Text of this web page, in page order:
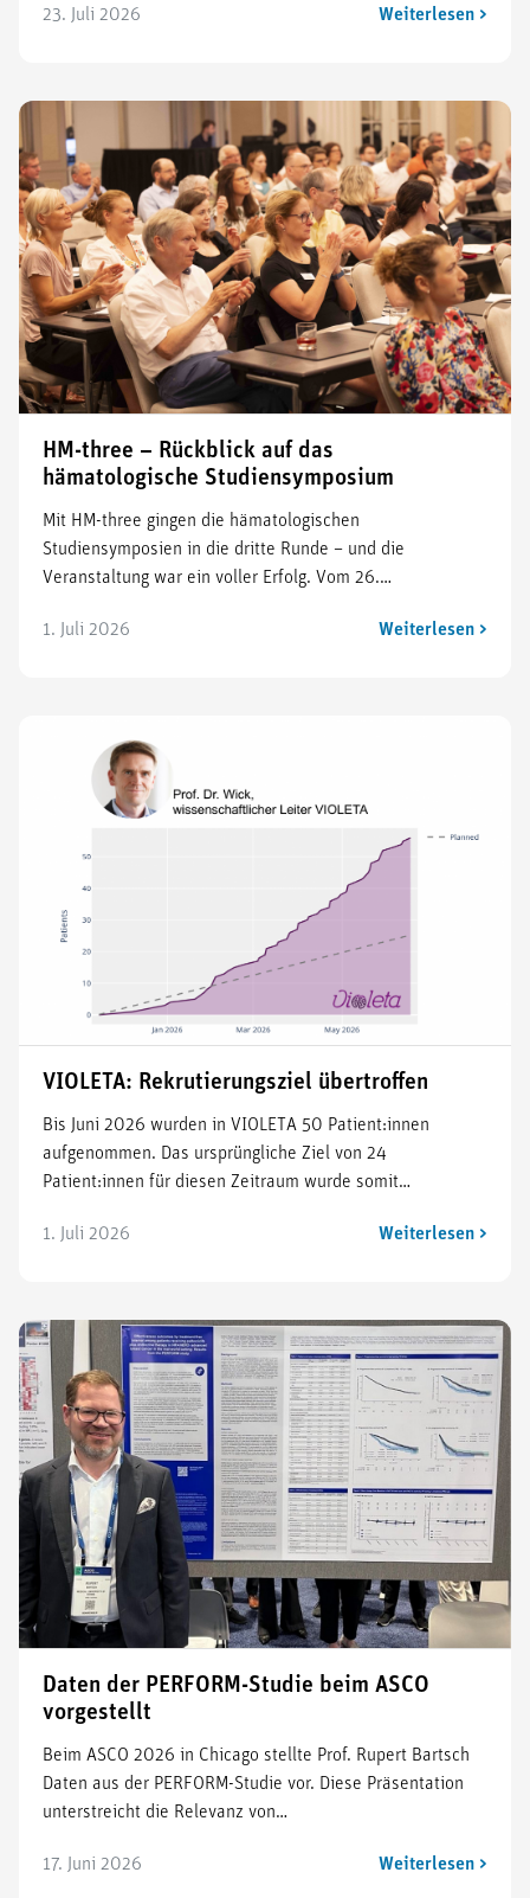
23. Juli 2026 Weiterlesen >
HM-three – Rückblick auf das
hämatologische Studiensymposium
Mit HM-three gingen die hämatologischen
Studiensymposien in die dritte Runde – und die
Veranstaltung war ein voller Erfolg. Vom 26.…
1. Juli 2026 Weiterlesen >
VIOLETA: Rekrutierungsziel übertroffen
Bis Juni 2026 wurden in VIOLETA 50 Patient:innen
aufgenommen. Das ursprüngliche Ziel von 24
Patient:innen für diesen Zeitraum wurde somit…
1. Juli 2026 Weiterlesen >
Daten der PERFORM-Studie beim ASCO
vorgestellt
Beim ASCO 2026 in Chicago stellte Prof. Rupert Bartsch
Daten aus der PERFORM-Studie vor. Diese Präsentation
unterstreicht die Relevanz von…
17. Juni 2026 Weiterlesen >